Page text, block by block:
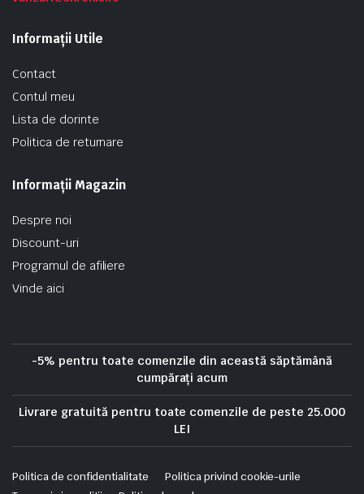
Informații Utile
Contact
Contul meu
Lista de dorinte
Politica de returnare
Informații Magazin
Despre noi
Discount-uri
Programul de afiliere
Vinde aici
-5% pentru toate comenzile din această săptămână
cumpărați acum
Livrare gratuită pentru toate comenzile de peste 25.000
LEI
Politica de confidentialitate
Politica privind cookie-urile